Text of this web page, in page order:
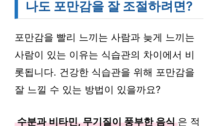
나도 포만감을 잘 조절하려면?
포만감을 빨리 느끼는 사람과 늦게 느끼는
사람이 있는 이유는 식습관의 차이에서 비
롯됩니다. 건강한 식습관을 위해 포만감을
잘 느낄 수 있는 방법이 있을까요?
수분과 비타민, 무기질이 풍부한 음식 은 적